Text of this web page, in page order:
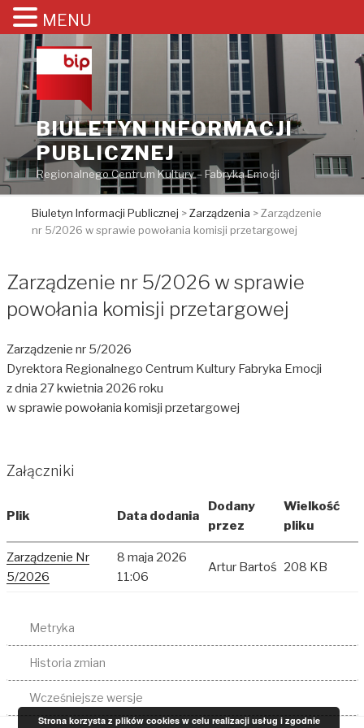
Przejdź
treści
BIULETYN INFORMACJI
PUBLICZNEJ
Regionalnego Centrum Kultury – Fabryka Emocji
Biuletyn Informacji Publicznej >Zarządzenia >Zarządzenie
nr 5/2026 w sprawie powołania komisji przetargowej
Zarządzenie nr 5/2026 w sprawie
powołania komisji przetargowej
Zarządzenie nr 5/2026
Dyrektora Regionalnego Centrum Kultury Fabryka Emocji
z dnia 27 kwietnia 2026 roku
w sprawie powołania komisji przetargowej
Załączniki
Plik Data dodania
Dodany
przez
Wielkość
pliku
Zarządzenie Nr
5/2026
8 maja 2026
11:06
Artur Bartoś 208 KB
Metryka
Historia zmian
Wcześniejsze wersje
MENU
Strona korzysta z plików cookies w celu realizacji usług i zgodnie